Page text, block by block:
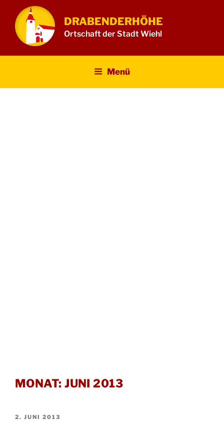
Inhalt
springen
DRABENDERHÖHE
Ortschaft der Stadt Wiehl
Menü
MONAT:JUNI 2013
VERÖFFENTLICHT
2. JUNI 2013